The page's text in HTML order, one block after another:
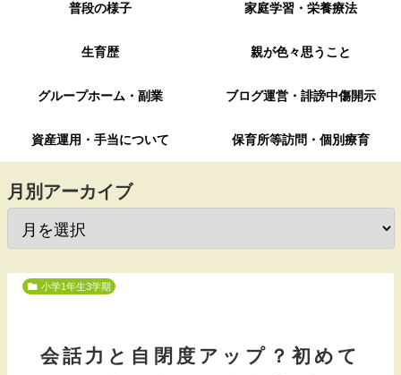
普段の様子 家庭学習・栄養療法
生育歴 親が色々思うこと
グループホーム・副業 ブログ運営・誹謗中傷開示
資産運用・手当について 保育所等訪問・個別療育
月別アーカイブ
小学1年生3学期
会話力と自閉度アップ？初めて